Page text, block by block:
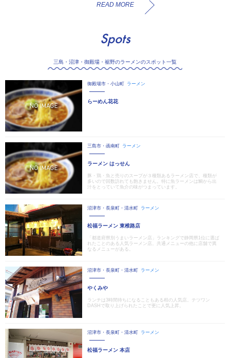
READ MORE
Spots
三島・沼津・御殿場・裾野のラーメンのスポット一覧
御殿場市・小山町 ラーメン
らーめん花花
三島市・函南町 ラーメン
ラーメン はっせん
豚・鶏・魚と売りのスープが３種類あるラーメン店で、種類が
多いので回数訪れても飽きません。特に魚ラーメンは鯛から出
汁をとっていて魚介の味がつまっています。
沼津市・長泉町・清水町 ラーメン
松福ラーメン 東椎路店
「都道府県別うまいラーメン店」ランキングで静岡県1位に選ば
れたことのある人気ラーメン店。共通メニューの他に店舗で異
なるメニューがある。
沼津市・長泉町・清水町 ラーメン
やくみや
ランチは3時間待ちになることもある程の人気店。テツワン
DASHで取り上げられたことで更に人気上昇。
沼津市・長泉町・清水町 ラーメン
松福ラーメン 本店